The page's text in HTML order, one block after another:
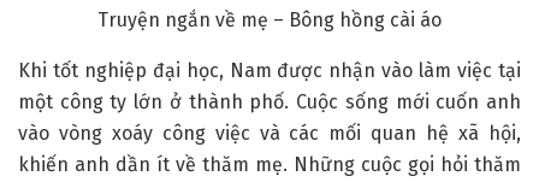
Truyện ngắn về mẹ – Bông hồng cài áo
Khi tốt nghiệp đại học, Nam được nhận vào làm việc tại
một công ty lớn ở thành phố. Cuộc sống mới cuốn anh
vào vòng xoáy công việc và các mối quan hệ xã hội,
khiến anh dần ít về thăm mẹ. Những cuộc gọi hỏi thăm